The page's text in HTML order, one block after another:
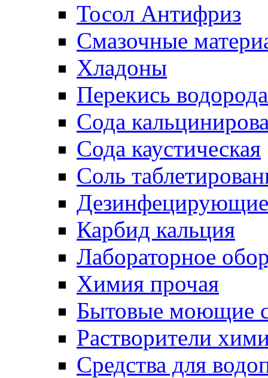
Тосол Антифриз
Смазочные
Хладоны
Перекись водорода
Сода
Сода каустическая
Соль
Дезинфецирующие
Карбид кальция
Лабораторное
Химия прочая
Бытовые моющие
Растворители
Средства для